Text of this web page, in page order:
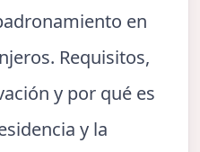
en
Requisitos,
y por qué es
y la